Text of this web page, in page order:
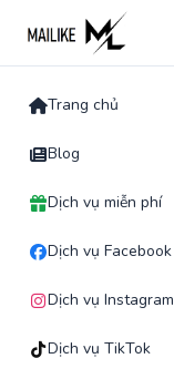
content
Trang chủ
Blog
Dịch vụ miễn phí
Dịch vụ Facebook
Dịch vụ Instagram
Dịch vụ TikTok